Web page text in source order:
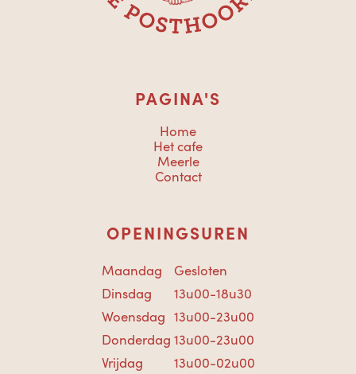
PAGINA'S
Home
Het cafe
Meerle
Contact
OPENINGSUREN
Maandag
Gesloten
Dinsdag
13u00-18u30
Woensdag 13u00-23u00
Donderdag 13u00-23u00
Vrijdag
13u00-02u00